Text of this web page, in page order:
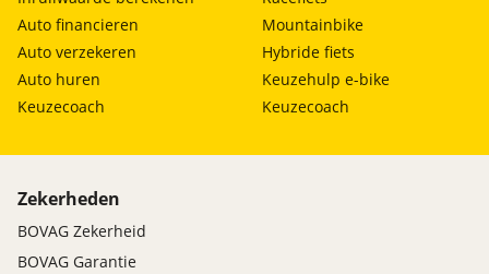
Auto financieren
Auto verzekeren
Auto huren
Keuzecoach
Mountainbike
Hybride fiets
Keuzehulp e-bike
Keuzecoach
Zekerheden
BOVAG Zekerheid
BOVAG Garantie